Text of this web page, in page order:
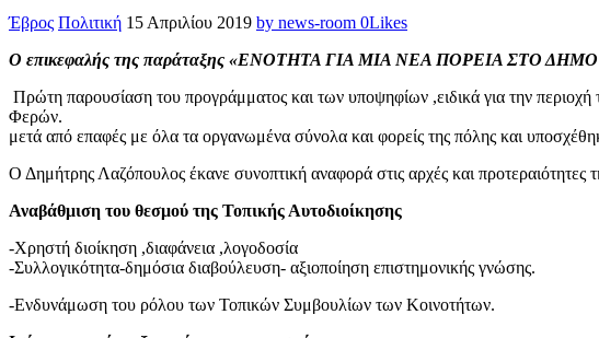
Έβρος Πολιτική 15 Απριλίου 2019 by news-room 0Likes
Ο επικεφαλής της παράταξης «ΕΝΟΤΗΤΑ ΓΙΑ ΜΙΑ ΝΕΑ ΠΟΡΕΙΑ ΣΤΟ ΔΗΜΟ
Πρώτη παρουσίαση του προγράμματος και των υποψηφίων ,ειδικά για την
Φερών. Ο υποψήφιος δήμαρχος Δημήτρης
μετά από επαφές με όλα τα οργανωμένα σύνολα και φορείς της πόλης και
Ο Δημήτρης Λαζόπουλος έκανε συνοπτική αναφορά στις αρχές και προτεραιότητες
Αναβάθμιση του θεσμού της Τοπικής Αυτοδιοίκησης
-Χρηστή διοίκηση ,διαφάνεια ,λογοδοσία
-Συλλογικότητα-δημόσια διαβούλευση- αξιοποίηση επιστημονικής γνώσης.
-Ενδυνάμωση του ρόλου των Τοπικών Συμβουλίων των Κοινοτήτων.